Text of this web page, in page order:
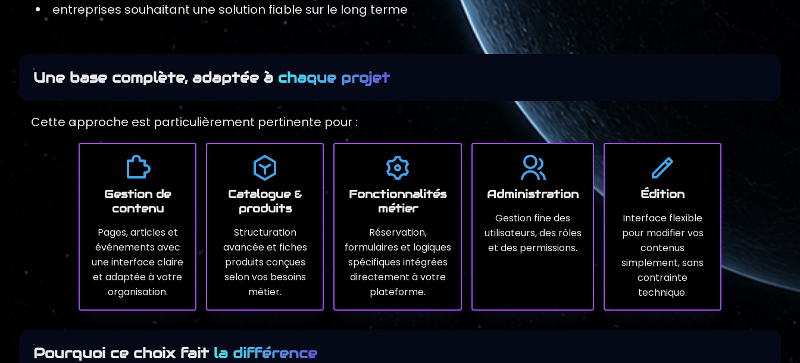
entreprises souhaitant une solution fiable sur le long terme
Une base complète, adaptée à chaque projet
Cette approche est particulièrement pertinente pour :
Gestion de
contenu
Pages, articles et
événements avec
une interface claire
et adaptée à votre
organisation.
Catalogue &
produits
Structuration
avancée et fiches
produits conçues
selon vos besoins
métier.
Fonctionnalités
métier
Réservation,
formulaires et logiques
spécifiques intégrées
directement à votre
plateforme.
Administration
Gestion fine des
utilisateurs, des rôles
et des permissions.
Édition
Interface flexible
pour modifier vos
contenus
simplement, sans
contrainte
technique.
Pourquoi ce choix fait la différence